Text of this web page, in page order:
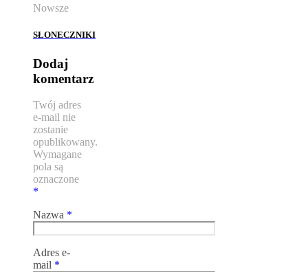
Nowsze
SŁONECZNIKI
Dodaj
komentarz
Twój adres
e-mail nie
zostanie
opublikowany.
Wymagane
pola są
oznaczone
*
Nazwa *
Adres e-
mail *